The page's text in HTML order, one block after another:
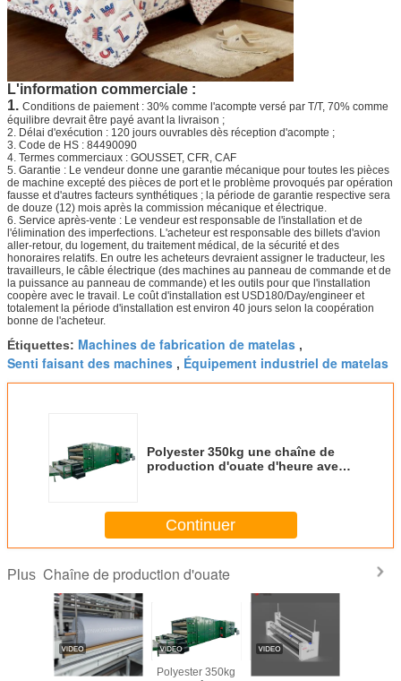
L'information commerciale :
1. Conditions de paiement : 30% comme l'acompte versé par T/T, 70% comme
équilibre devrait être payé avant la livraison ;
2. Délai d'exécution : 120 jours ouvrables dès réception d'acompte ;
3. Code de HS : 84490090
4. Termes commerciaux : GOUSSET, CFR, CAF
5. Garantie : Le vendeur donne une garantie mécanique pour toutes les pièces
de machine excepté des pièces de port et le problème provoqués par opération
fausse et d'autres facteurs synthétiques ; la période de garantie respective sera
de douze (12) mois après la commission mécanique et électrique.
6. Service après-vente : Le vendeur est responsable de l'installation et de
l'élimination des imperfections. L'acheteur est responsable des billets d'avion
aller-retour, du logement, du traitement médical, de la sécurité et des
honoraires relatifs. En outre les acheteurs devraient assigner le traducteur, les
travailleurs, le câble électrique (des machines au panneau de commande et de
la puissance au panneau de commande) et les outils pour que l'installation
coopère avec le travail. Le coût d'installation est USD180/Day/engineer et
totalement la période d'installation est environ 40 jours selon la coopération
bonne de l'acheteur.
Étiquettes: Machines de fabrication de matelas ,
Senti faisant des machines , Équipement industriel de matelas
Polyester 350kg une chaîne de
production d'ouate d'heure avec
Continuer
Plus Chaîne de production d'ouate
Machines de
Polyester 350kg